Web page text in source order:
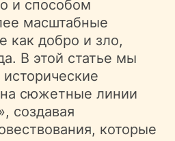
и способом
масштабные
как добро и зло,
В этой статье мы
сюжетные линии
создавая
которые